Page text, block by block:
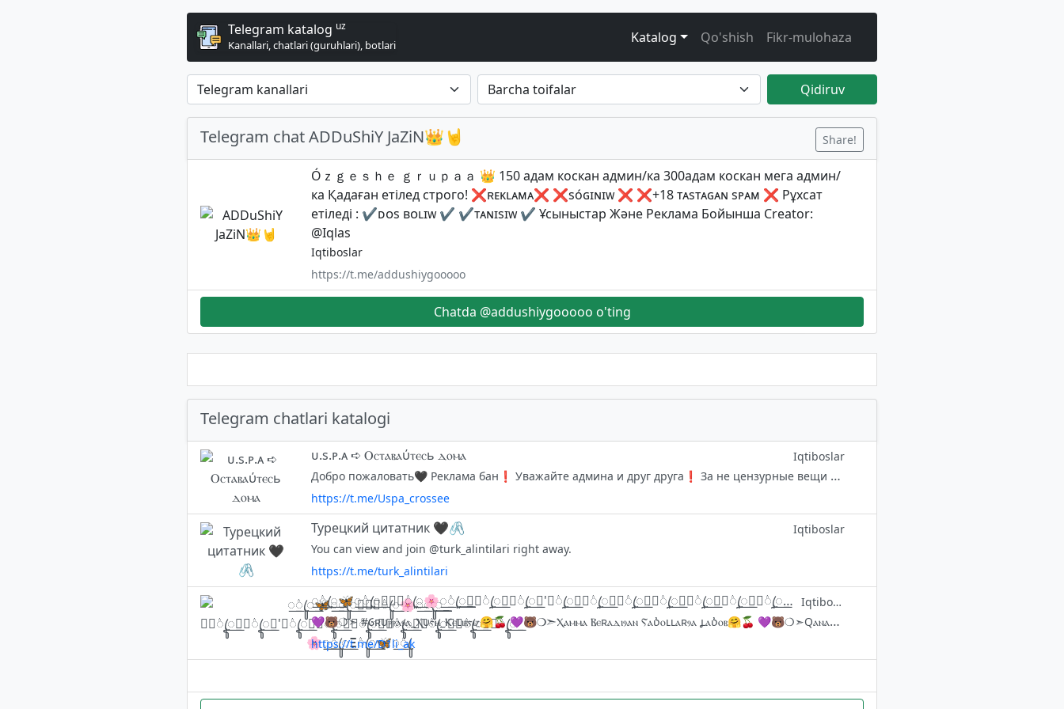
Telegram katalog uz
Kanallari, chatlari (guruhlari), botlari Katalog Qo'shish Fikr-mulohaza
Qidiruv
Telegram chat ADDuShiY JaZiN👑🤘 Share!
Óｚｇｅｓｈｅ ｇｒｕｐａａ 👑 150 адам коскан админ/ка 300адам коскан мега админ/
ка Қадаған етілед строго! ❌ʀᴇᴋʟᴀᴍᴀ❌ ❌sóɢɪɴɪᴡ ❌ ❌+18 ᴛᴀsᴛᴀɢᴀɴ sᴘᴀᴍ ❌ Рұхсат
етіледi : ✔️ᴅᴏs ʙᴏʟɪᴡ ✔ ✔ᴛᴀɴɪsɪᴡ ✔ Ұсыныстар Және Реклама Бойынша Creator:
@Iqlas
Iqtiboslar
https://t.me/addushiygooooo
Chatda @addushiygooooo o'ting
Telegram chatlari katalogi
ᴜ.s.ᴘ.ᴀ ➪ Ⲟⲥⲧⲁⲃⲁύⲧⲉⲥь ⲇⲟⲙⲁ Iqtiboslar
Добро пожаловать🖤 Реклама бан❗️ Уважайте админа и друг друга❗️ За не цензурные вещи тоже бан❗️ Админ не даётся👋🏿 Creator: @MaGaDeTsTRo Наш канал: @Uspa_crosse
https://t.me/Uspa_crossee
Турецкий цитатник 🖤🖇
Iqtiboslar
You can view and join @turk_alintilari right away.
https://t.me/turk_alintilari
꦳꯭ꦿꦸ꯭🦋꦳꯭꯭ꦿꦸ꯭𝝣꦳꯭꯭ꦿꦸ꯭🌸꦳꯭ꦿꦸ꯭꯭꯭꯭꯭꯭꯭꯭꯭𝗕꦳꯭ꦿꦹ꯭𝗲꦳꯭ꦿꦹ꯭𝗚'꦳꯭ꦿꦹ꯭𝘂꦳꯭ꦿꦹ꯭𝗕꦳꯭ꦿꦹ꯭𝗼꦳꯭ꦿꦹ꯭𝗥꦳꯭ꦿꦹ꯭𝗶꦳꯭ꦿꦹ꯭𝗠꦳꯭ꦿꦹ꯭🌸꦳꯭꯭꯭ꦿꦸ꯭𝝣꦳ꦿꦸ꯭꯭🦋꦳꯭ꦿꦸ Iqtiboslar
💜🐻❍➣ #Ⳓʀυⲣⲣⲁⳋⲁ_Ⲭυⲋⲏ_Ⲕⲉⳑⲓⲃⲋⲓⲍ🤗🍒 💜🐻❍➣Ⲭⲁⲙⲙⲁ Ⲃⲉʀⲁⲇⲓⳋⲁⲛ Ⲋⲁⳳⲟⳑⳑⲁʀⳋⲁ ⳗⲁⳳⲟⲃ🤗🍒 💜🐻❍➣Qⲁⲛⲁqⲁ Ⳓʀυⲣⲣⲁ: Ⲟ'ⲍⲓⲍⳋⲁ Ⲃⲟⳋ'ⳑⲓq🙄📱 💜🐻❍➣Qⲁⲩⲉʀⲓ Ⳓʀυⲣⲣⲁⲋⲓ: Ⲩⲉʀⳑⲓⲕⳑⲁʀⲛⲓⲕⲓ🌏 💜🐻❍➣Ⲁⲇⲙⲓⲛ Ⲃⲉʀⲓⳑⲁⲇⲓⲙⲓ: 100Ⲧⲁ Ⲟⲇⲁⲙ Qⲟ'ⲋⲏⳋⲁⲛⳋⲁ Ⲃⲉʀⲓⳑⲁⲇⲓ📌✨ ❤️🕊 Ⲕⲁⲛⲁⳑ: @Serde
https://t.me/D1li_ak